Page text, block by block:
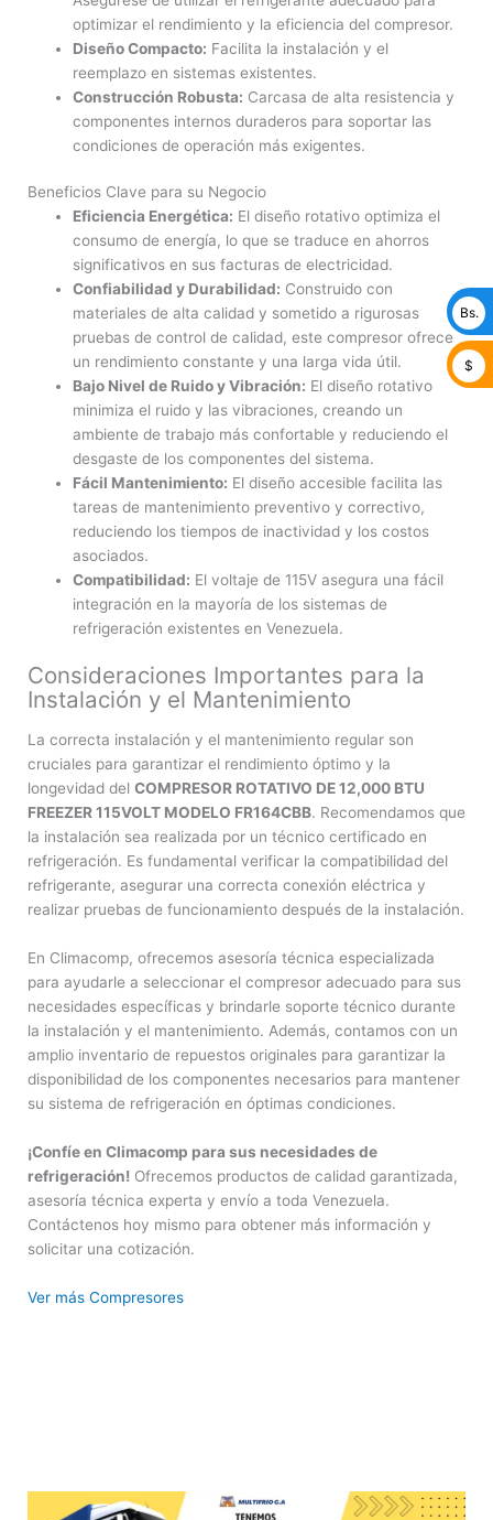
optimizar el rendimiento y la eficiencia del compresor.
Diseño Compacto: Facilita la instalación y el
reemplazo en sistemas existentes.
Construcción Robusta: Carcasa de alta resistencia y
componentes internos duraderos para soportar las
condiciones de operación más exigentes.
Beneficios Clave para su Negocio
Eficiencia Energética: El diseño rotativo optimiza el
consumo de energía, lo que se traduce en ahorros
significativos en sus facturas de electricidad.
Confiabilidad y Durabilidad: Construido con
materiales de alta calidad y sometido a rigurosas
pruebas de control de calidad, este compresor ofrece
un rendimiento constante y una larga vida útil.
Bajo Nivel de Ruido y Vibración: El diseño rotativo
minimiza el ruido y las vibraciones, creando un
ambiente de trabajo más confortable y reduciendo el
desgaste de los componentes del sistema.
Fácil Mantenimiento: El diseño accesible facilita las
tareas de mantenimiento preventivo y correctivo,
reduciendo los tiempos de inactividad y los costos
asociados.
Compatibilidad: El voltaje de 115V asegura una fácil
integración en la mayoría de los sistemas de
refrigeración existentes en Venezuela.
Consideraciones Importantes para la
Instalación y el Mantenimiento
La correcta instalación y el mantenimiento regular son
cruciales para garantizar el rendimiento óptimo y la
longevidad del COMPRESOR ROTATIVO DE 12,000 BTU
FREEZER 115VOLT MODELO FR164CBB. Recomendamos que
la instalación sea realizada por un técnico certificado en
refrigeración. Es fundamental verificar la compatibilidad del
refrigerante, asegurar una correcta conexión eléctrica y
realizar pruebas de funcionamiento después de la instalación.
En Climacomp, ofrecemos asesoría técnica especializada
para ayudarle a seleccionar el compresor adecuado para sus
necesidades específicas y brindarle soporte técnico durante
la instalación y el mantenimiento. Además, contamos con un
amplio inventario de repuestos originales para garantizar la
disponibilidad de los componentes necesarios para mantener
su sistema de refrigeración en óptimas condiciones.
¡Confíe en Climacomp para sus necesidades de
refrigeración! Ofrecemos productos de calidad garantizada,
asesoría técnica experta y envío a toda Venezuela.
Contáctenos hoy mismo para obtener más información y
solicitar una cotización.
Ver más Compresores
Bs.
$